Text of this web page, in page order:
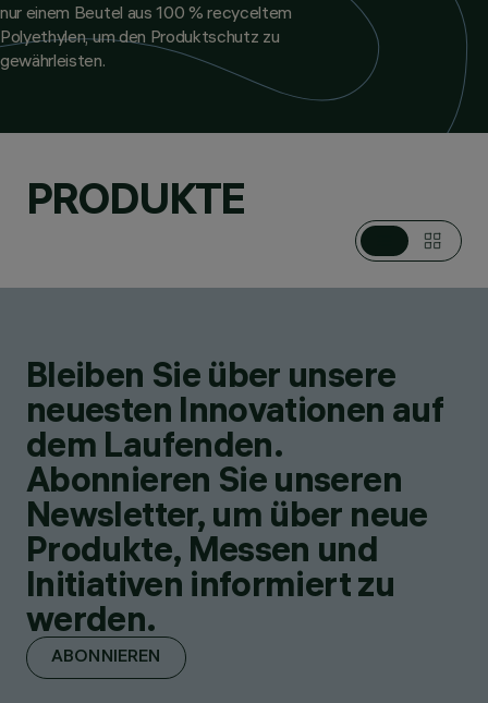
nur einem Beutel aus 100 % recyceltem
Polyethylen, um den Produktschutz zu
gewährleisten.
PRODUKTE
Bleiben Sie über unsere
neuesten Innovationen auf
dem Laufenden.
Abonnieren Sie unseren
Newsletter, um über neue
Produkte, Messen und
Initiativen informiert zu
werden.
ABONNIEREN